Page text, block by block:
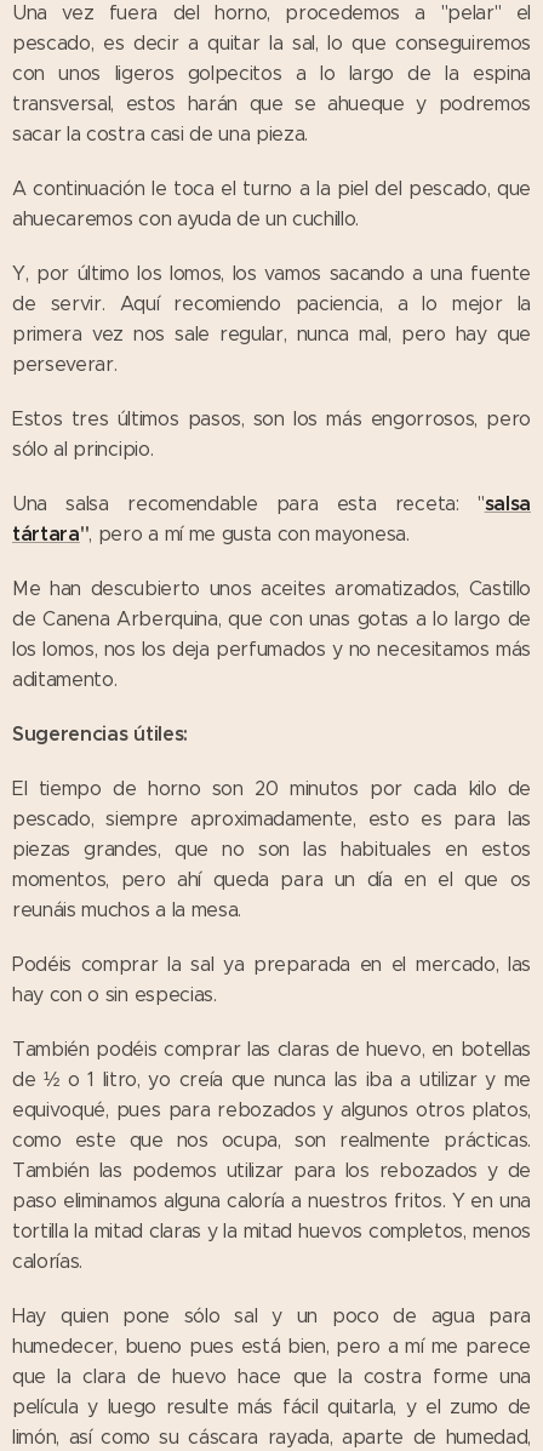
Una vez fuera del horno, procedemos a "pelar" el
pescado, es decir a quitar la sal, lo que conseguiremos
con unos ligeros golpecitos a lo largo de la espina
transversal, estos harán que se ahueque y podremos
sacar la costra casi de una pieza.
A continuación le toca el turno a la piel del pescado, que
ahuecaremos con ayuda de un cuchillo.
Y, por último los lomos, los vamos sacando a una fuente
de servir. Aquí recomiendo paciencia, a lo mejor la
primera vez nos sale regular, nunca mal, pero hay que
perseverar.
Estos tres últimos pasos, son los más engorrosos, pero
sólo al principio.
Una salsa recomendable para esta receta: "salsa
tártara", pero a mí me gusta con mayonesa.
Me han descubierto unos aceites aromatizados, Castillo
de Canena Arberquina, que con unas gotas a lo largo de
los lomos, nos los deja perfumados y no necesitamos más
aditamento.
Sugerencias útiles:
El tiempo de horno son 20 minutos por cada kilo de
pescado, siempre aproximadamente, esto es para las
piezas grandes, que no son las habituales en estos
momentos, pero ahí queda para un día en el que os
reunáis muchos a la mesa.
Podéis comprar la sal ya preparada en el mercado, las
hay con o sin especias.
También podéis comprar las claras de huevo, en botellas
de ½ o 1 litro, yo creía que nunca las iba a utilizar y me
equivoqué, pues para rebozados y algunos otros platos,
como este que nos ocupa, son realmente prácticas.
También las podemos utilizar para los rebozados y de
paso eliminamos alguna caloría a nuestros fritos. Y en una
tortilla la mitad claras y la mitad huevos completos, menos
calorías.
Hay quien pone sólo sal y un poco de agua para
humedecer, bueno pues está bien, pero a mí me parece
que la clara de huevo hace que la costra forme una
película y luego resulte más fácil quitarla, y el zumo de
limón, así como su cáscara rayada, aparte de humedad,